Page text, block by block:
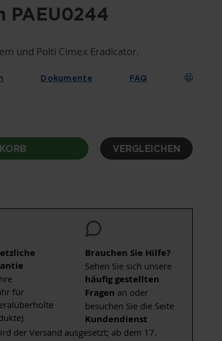
PAEU0244
und Polti Cimex Eradicator.
Dokumente FAQ
VERGLEICHEN
für
Brauchen Sie Hilfe?
Sehen Sie sich unsere
häufig gestellten
Fragen an oder
besuchen Sie die Seite
Kundendienst
der Versand ausgesetzt; ab dem 17.